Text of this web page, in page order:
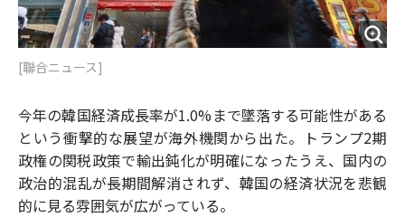
[聯合ニュース]
今年の韓国経済成長率が1.0%まで墜落する可能性がある
という衝撃的な展望が海外機関から出た。トランプ2期
政権の関税政策で輸出鈍化が明確になったうえ、国内の
政治的混乱が長期間解消されず、韓国の経済状況を悲観
的に見る雰囲気が広がっている。